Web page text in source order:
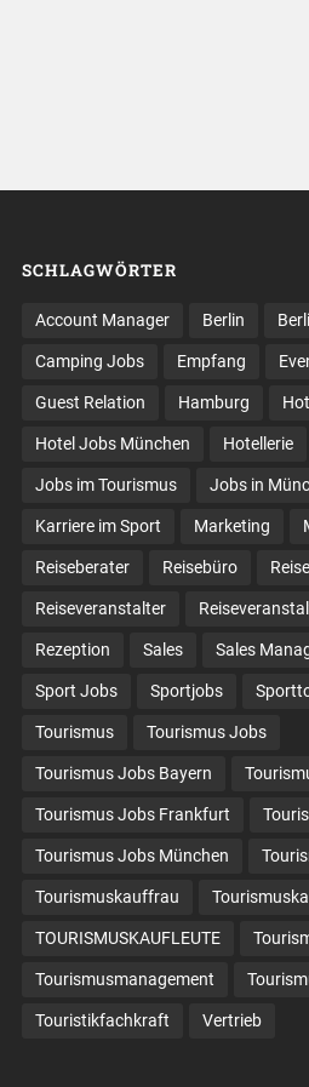
SCHLAGWÖRTER
Account Manager Berlin
Camping Jobs Empfang
Guest Relation Hamburg
Hotel Jobs München Hotellerie
Jobs im Tourismus Jobs in
Karriere im Sport Marketing
Reiseberater Reisebüro
Reiseveranstalter
Rezeption Sales Sales
Sport Jobs Sportjobs
Tourismus Tourismus Jobs
Tourismus Jobs Bayern
Tourismus Jobs Frankfurt
Tourismus Jobs München
Tourismuskauffrau
TOURISMUSKAUFLEUTE
Tourismusmanagement
Touristikfachkraft Vertrieb